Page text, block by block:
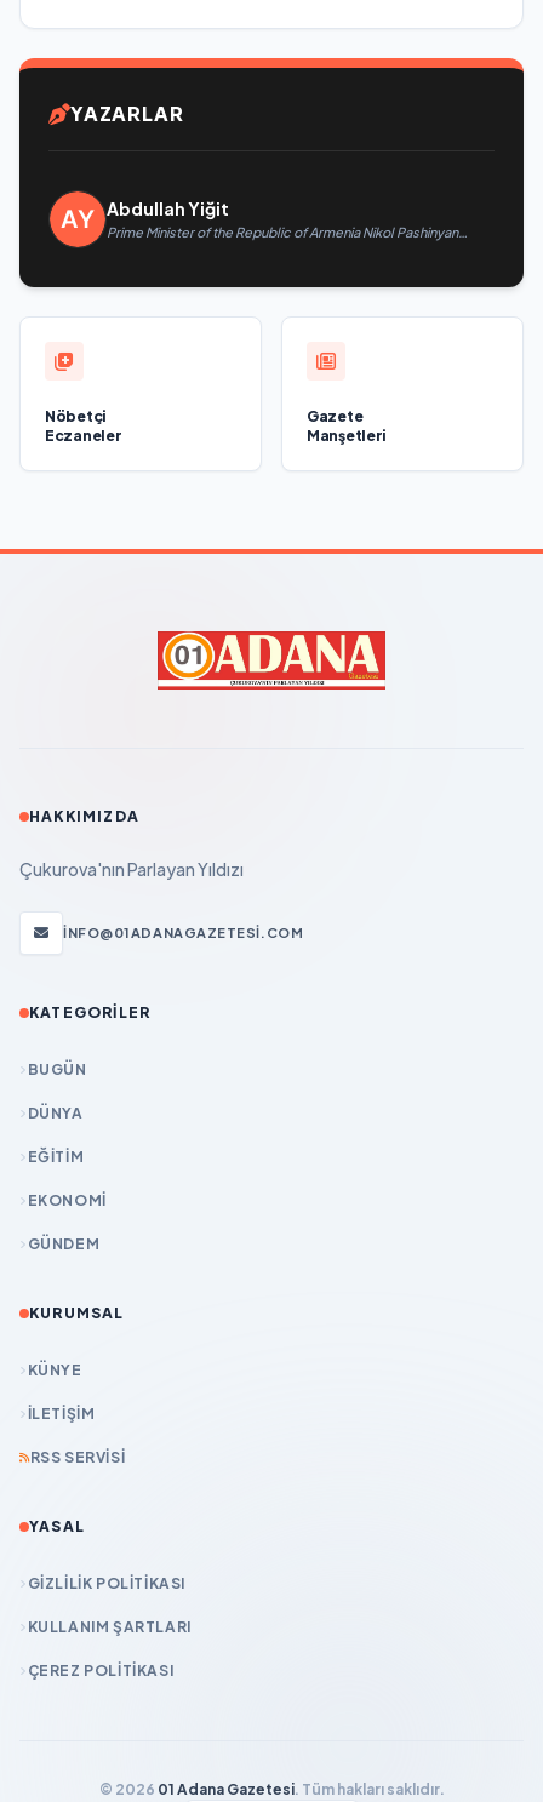
YAZARLAR
Abdullah Yiğit
Prime Minister of the Republic of Armenia Nikol Pashinyan
Nöbetçi
Eczaneler
Gazete
Manşetleri
HAKKIMIZDA
Çukurova'nın Parlayan Yıldızı
INFO@01ADANAGAZETESI.COM
KATEGORILER
BUGÜN
DÜNYA
EĞİTİM
EKONOMİ
GÜNDEM
KURUMSAL
KÜNYE
İLETIŞIM
RSS SERVISI
YASAL
GIZLILIK POLITIKASI
KULLANIM ŞARTLARI
ÇEREZ POLITIKASI
© 2026 01 Adana Gazetesi. Tüm hakları saklıdır.